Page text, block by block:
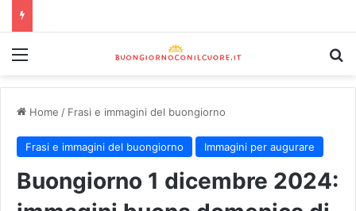
Home / Frasi e immagini del buongiorno
Frasi e immagini del buongiorno Immagini per augurare
Buongiorno 1 dicembre 2024: